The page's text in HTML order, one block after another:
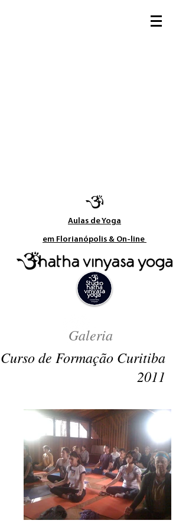
Aulas de Yoga​
em Florianópolis & On-line
Galeria
Curso de Formação Curitiba
2011